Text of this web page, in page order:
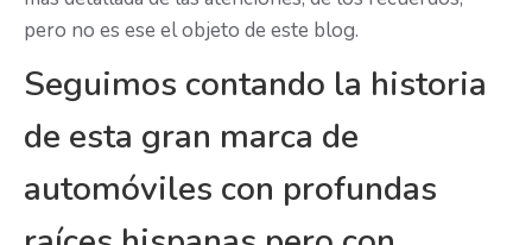
pero no es ese el objeto de este blog.
Seguimos contando la historia
de esta gran marca de
automóviles con profundas